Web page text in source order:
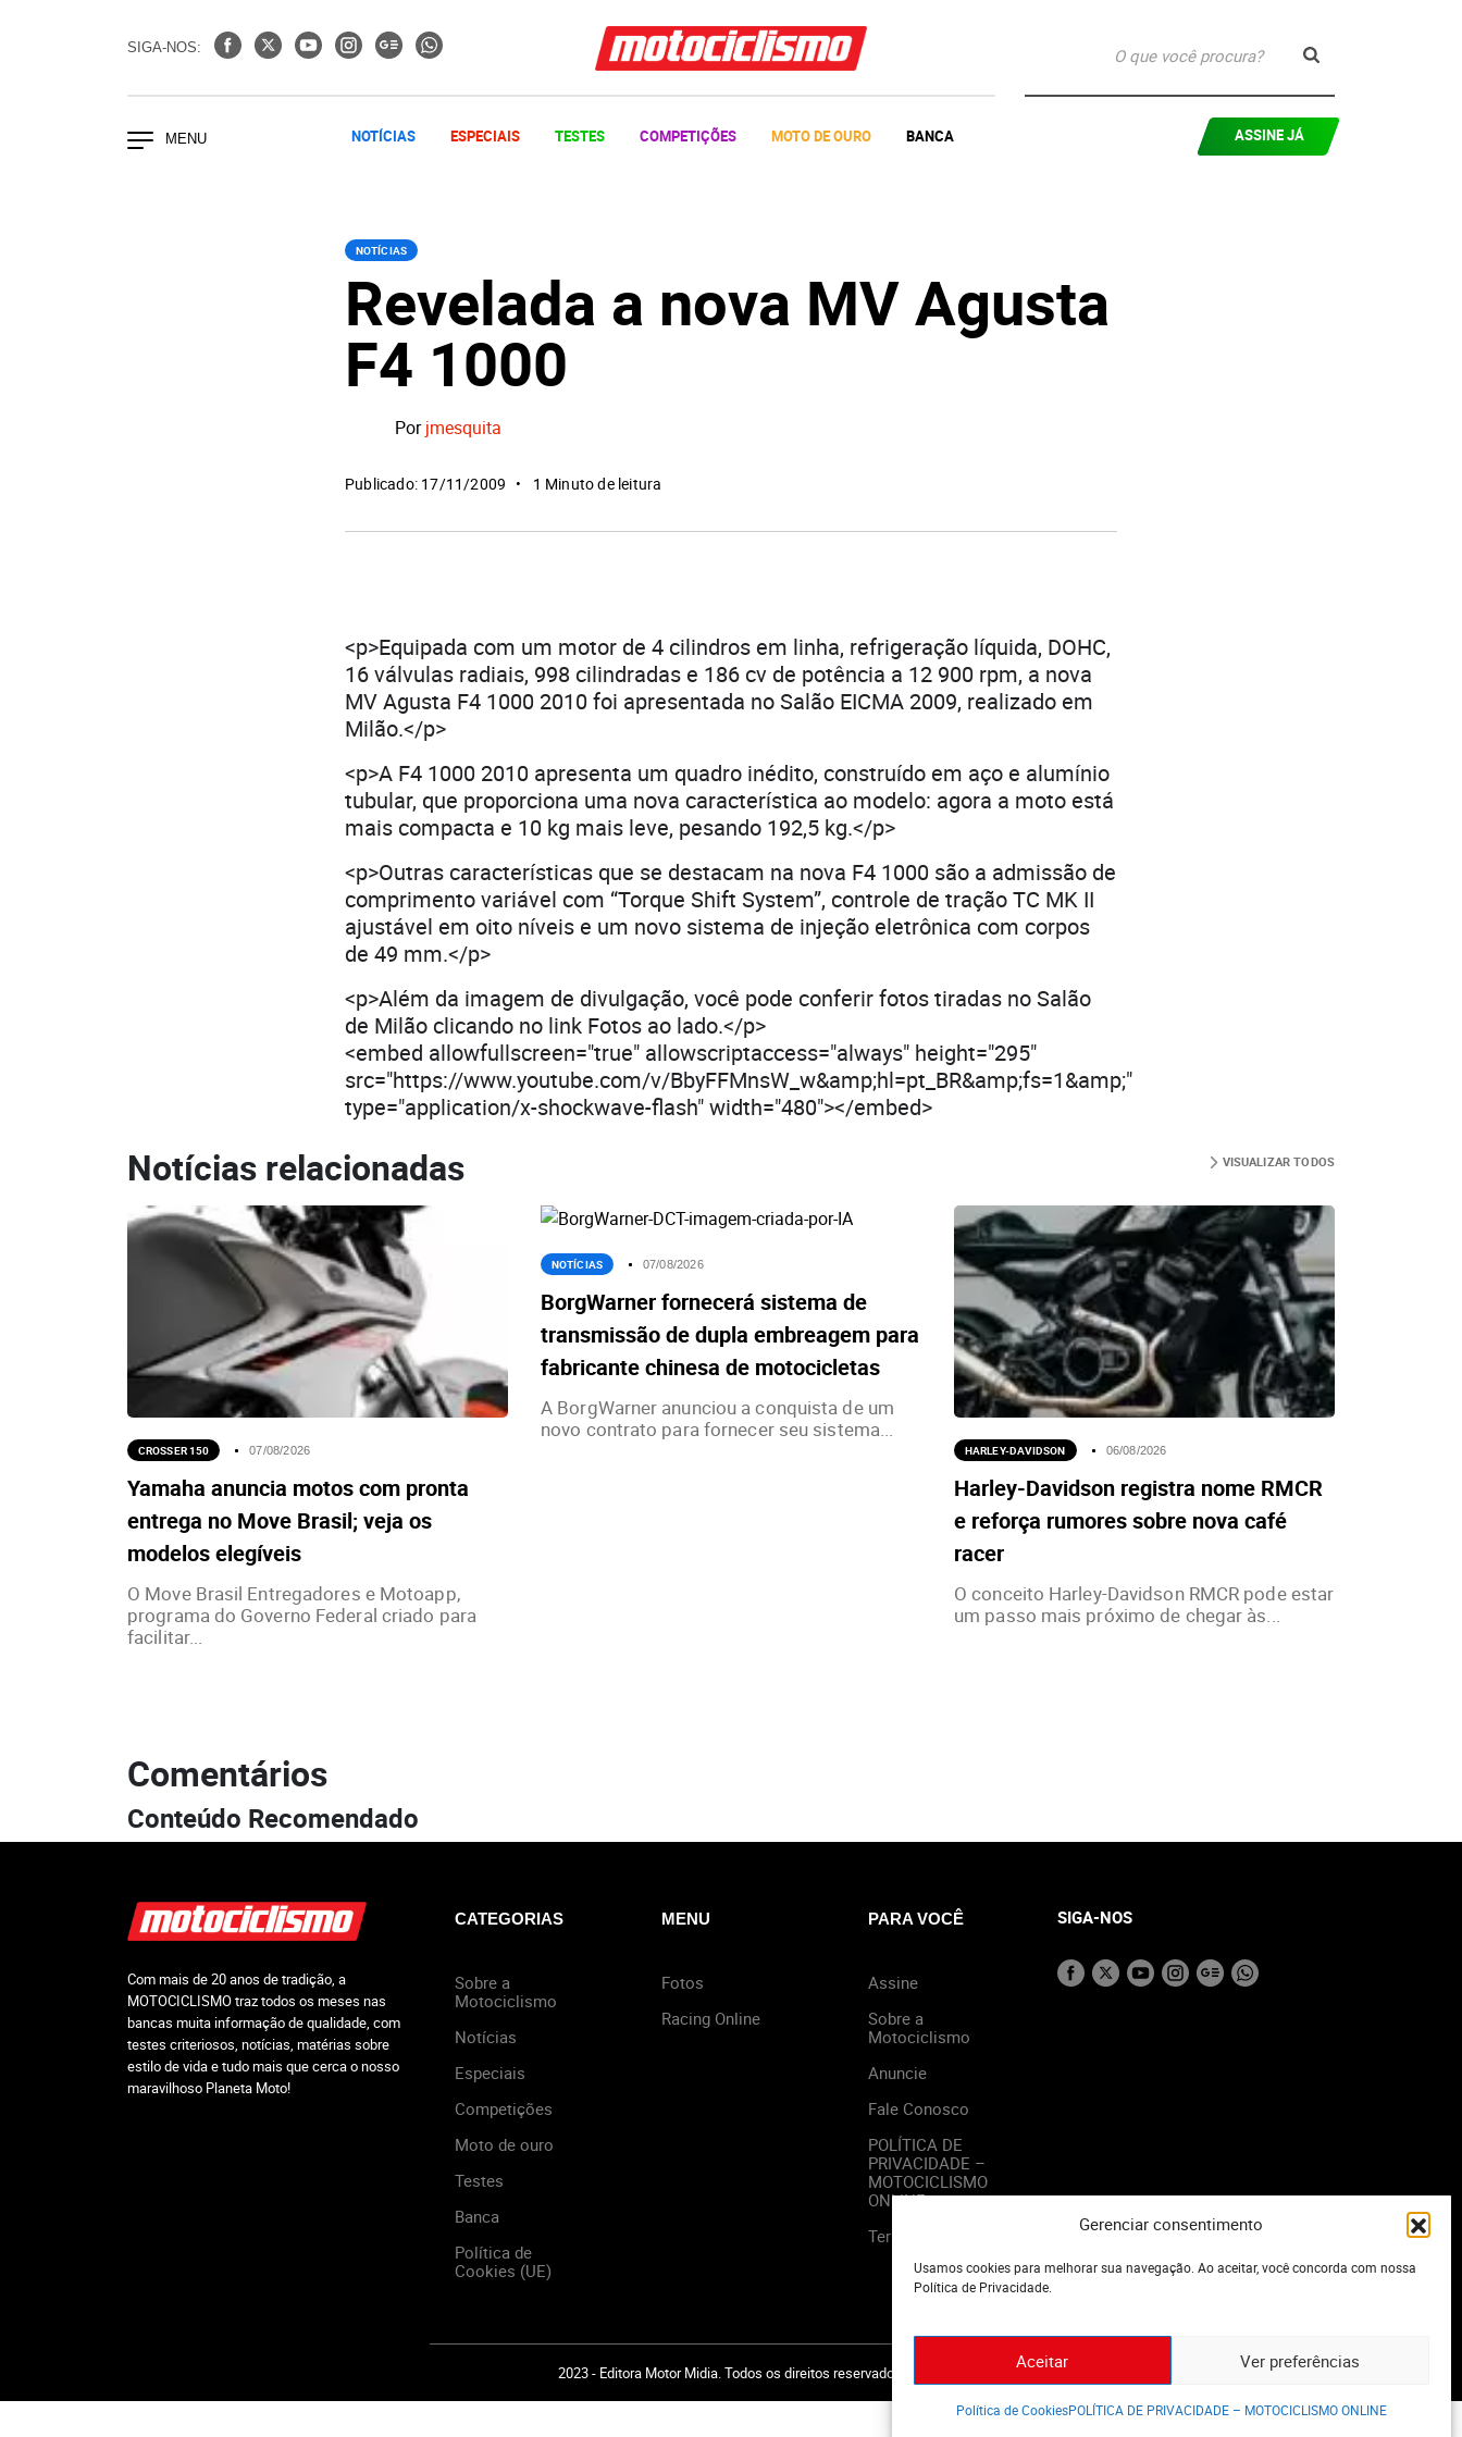
Gerenciar consentimento
Usamos cookies para melhorar sua navegação. Ao aceitar, você concorda com nossa
Política de Privacidade.
Aceitar Ver preferências
Política de CookiesPOLÍTICA DE PRIVACIDADE – MOTOCICLISMO ONLINE
SIGA-NOS:
NOTÍCIAS ESPECIAIS TESTES COMPETIÇÕES MOTO DE OURO BANCA ASSINE JÁ
NOTÍCIAS
Revelada a nova MV Agusta
F4 1000
Porjmesquita
Publicado: 17/11/2009 1 Minuto de leitura
<p>Equipada com um motor de 4 cilindros em linha, refrigeração líquida, DOHC,
16 válvulas radiais, 998 cilindradas e 186 cv de potência a 12 900 rpm, a nova
MV Agusta F4 1000 2010 foi apresentada no Salão EICMA 2009, realizado em
Milão.</p>
<p>A F4 1000 2010 apresenta um quadro inédito, construído em aço e alumínio
tubular, que proporciona uma nova característica ao modelo: agora a moto está
mais compacta e 10 kg mais leve, pesando 192,5 kg.</p>
<p>Outras características que se destacam na nova F4 1000 são a admissão de
comprimento variável com “Torque Shift System”, controle de tração TC MK II
ajustável em oito níveis e um novo sistema de injeção eletrônica com corpos
de 49 mm.</p>
<p>Além da imagem de divulgação, você pode conferir fotos tiradas no Salão
de Milão clicando no link Fotos ao lado.</p>
<embed allowfullscreen="true" allowscriptaccess="always" height="295"
src="https://www.youtube.com/v/BbyFFMnsW_w&amp;hl=pt_BR&amp;fs=1&amp;"
type="application/x-shockwave-flash" width="480"></embed>
Notícias relacionadas VISUALIZAR TODOS
CROSSER 150 07/08/2026
Yamaha anuncia motos com pronta
entrega no Move Brasil; veja os
modelos elegíveis
O Move Brasil Entregadores e Motoapp,
programa do Governo Federal criado para
facilitar...
NOTÍCIAS 07/08/2026
BorgWarner fornecerá sistema de
transmissão de dupla embreagem para
fabricante chinesa de motocicletas
A BorgWarner anunciou a conquista de um
novo contrato para fornecer seu sistema...
HARLEY-DAVIDSON 06/08/2026
Harley-Davidson registra nome RMCR
e reforça rumores sobre nova café
racer
O conceito Harley-Davidson RMCR pode estar
um passo mais próximo de chegar às...
Comentários
Conteúdo Recomendado
Com mais de 20 anos de tradição, a
MOTOCICLISMO traz todos os meses nas
bancas muita informação de qualidade, com
testes criteriosos, notícias, matérias sobre
estilo de vida e tudo mais que cerca o nosso
maravilhoso Planeta Moto!
CATEGORIAS
Sobre a
Motociclismo
Notícias
Especiais
Competições
Moto de ouro
Testes
Banca
Política de
Cookies (UE)
MENU
Fotos
Racing Online
PARA VOCÊ
Assine
Sobre a
Motociclismo
Anuncie
Fale Conosco
POLÍTICA DE
PRIVACIDADE –
MOTOCICLISMO
ONLINE
Termos de Uso
SIGA-NOS
2023 - Editora Motor Midia. Todos os direitos reservados.